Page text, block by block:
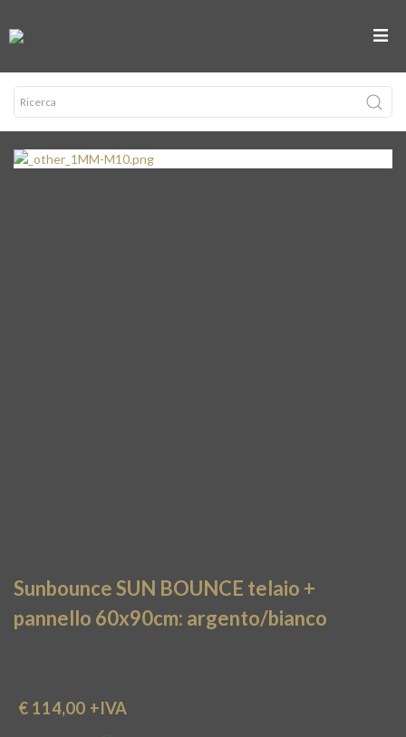
Sunbounce SUN BOUNCE telaio +
pannello 60x90cm: argento/bianco
€ 114,00 +IVA